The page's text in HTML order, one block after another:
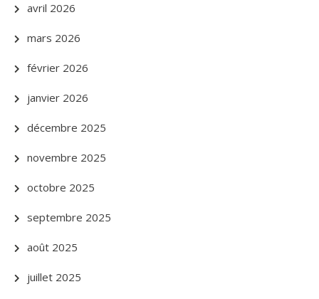
avril 2026
mars 2026
février 2026
janvier 2026
décembre 2025
novembre 2025
octobre 2025
septembre 2025
août 2025
juillet 2025